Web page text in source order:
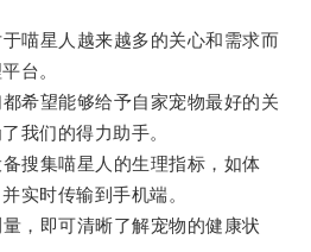
星人越来越多的关心和需求而
台。
望能够给予自家宠物最好的关
我们的得力助手。
集喵星人的生理指标，如体
实时传输到手机端。
即可清晰了解宠物的健康状